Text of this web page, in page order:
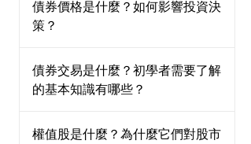
債券價格是什麼？如何影響投資決
策？
債券交易是什麼？初學者需要了解
的基本知識有哪些？
權值股是什麼？為什麼它們對股市